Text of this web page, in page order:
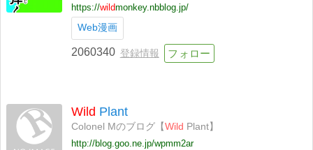
https://wildmonkey.nbblog.jp/
Web漫画
2060340 登録情報
Wild Plant
Colonel Mのブログ【 Wild Plant】
http://blog.goo.ne.jp/wpmm2ar